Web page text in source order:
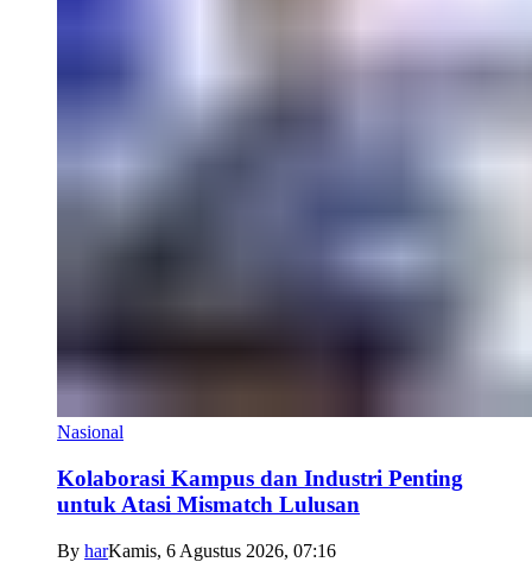
Nasional
Kolaborasi Kampus dan Industri Penting
untuk Atasi Mismatch Lulusan
By harKamis, 6 Agustus 2026, 07:16